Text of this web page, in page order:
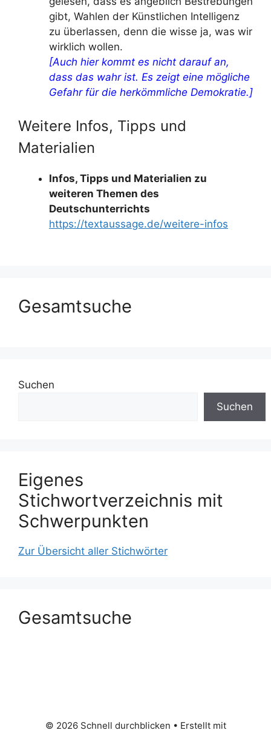
gibt, Wahlen der Künstlichen Intelligenz
zu überlassen, denn die wisse ja, was wir
wirklich wollen.
[Auch hier kommt es nicht darauf an,
dass das wahr ist. Es zeigt eine mögliche
Gefahr für die herkömmliche Demokratie.]
Weitere Infos, Tipps und
Materialien
Infos, Tipps und Materialien zu
weiteren Themen des
Deutschunterrichts
https://textaussage.de/weitere-infos
Gesamtsuche
Suchen
Suchen
Eigenes
Stichwortverzeichnis mit
Schwerpunkten
Zur Übersicht aller Stichwörter
Gesamtsuche
© 2026 Schnell durchblicken • Erstellt mit